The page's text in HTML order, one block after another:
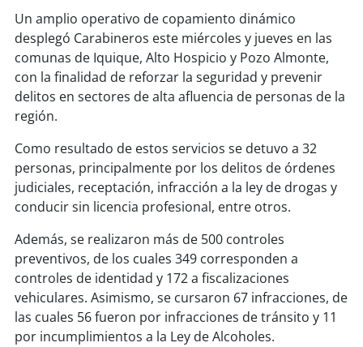
soyiquique
soycalama
soy antofagasta
soyvalparaíso
soyquillota
soysanantonio
soychillán
soysancarlos
Un amplio operativo de copamiento dinámico
desplegó Carabineros este miércoles y jueves en las
comunas de Iquique, Alto Hospicio y Pozo Almonte,
con la finalidad de reforzar la seguridad y prevenir
delitos en sectores de alta afluencia de personas de la
región.
Como resultado de estos servicios se detuvo a 32
personas, principalmente por los delitos de órdenes
judiciales, receptación, infracción a la ley de drogas y
conducir sin licencia profesional, entre otros.
Además, se realizaron más de 500 controles
preventivos, de los cuales 349 corresponden a
controles de identidad y 172 a fiscalizaciones
vehiculares. Asimismo, se cursaron 67 infracciones, de
las cuales 56 fueron por infracciones de tránsito y 11
por incumplimientos a la Ley de Alcoholes.